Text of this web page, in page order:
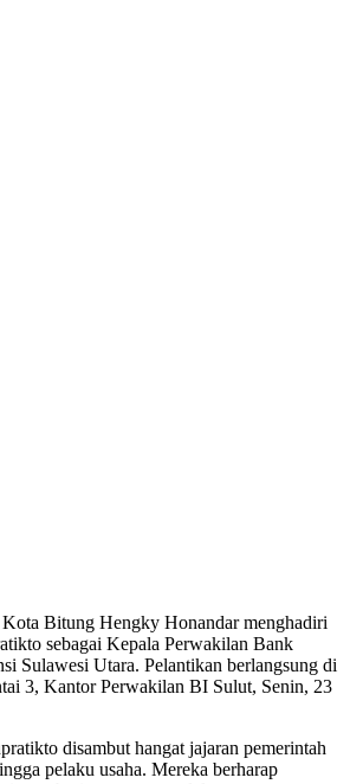
Bitung Hengky Honandar menghadiri
sebagai Kepala Perwakilan Bank
Sulawesi Utara. Pelantikan berlangsung di
3, Kantor Perwakilan BI Sulut, Senin, 23
disambut hangat jajaran pemerintah
pelaku usaha. Mereka berharap